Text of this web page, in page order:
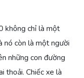
không chỉ là một
nó còn là một người
những con đường
thoải. Chiếc xe là